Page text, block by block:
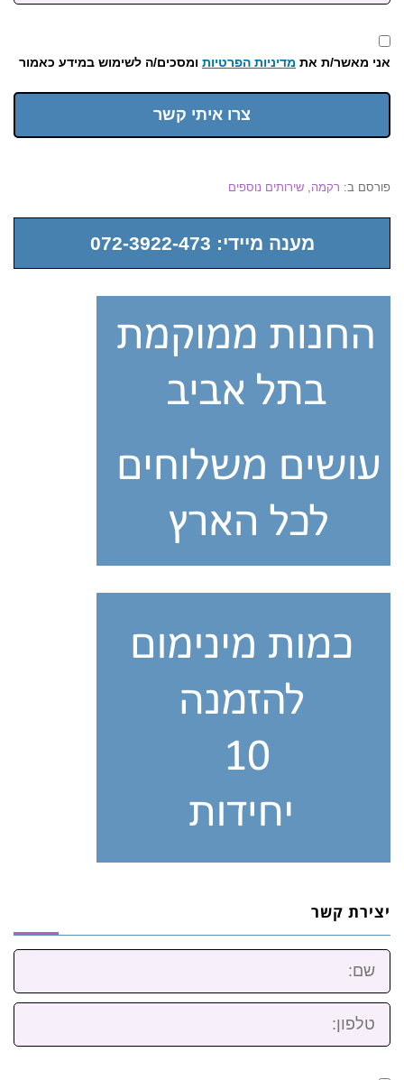
אני מאשר/ת את מדיניות הפרטיות ומסכים/ה לשימוש במידע כאמור
צרו איתי קשר
פורסם ב: רקמה שירותים נוספים
מענה מיידי: 072-3922-473
יצירת קשר
שם:
טלפון: